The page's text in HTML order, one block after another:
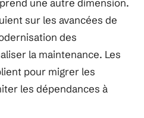
une autre dimension.
sur les avancées de
des
la maintenance. Les
pour migrer les
les dépendances à